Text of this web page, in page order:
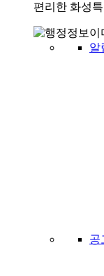
편리한 화성
알
공